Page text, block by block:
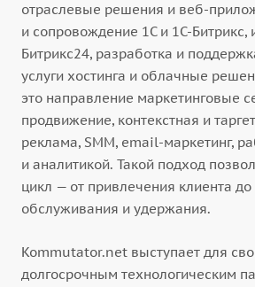
отраслевые решения и веб-
и сопровождение 1С и 1С-Битрикс,
Битрикс24, разработка и
услуги хостинга и облачные
это направление маркетинговые
продвижение, контекстная и
реклама, SMM, email-маркетинг,
и аналитикой. Такой подход
цикл — от привлечения клиента до
обслуживания и удержания.
Kommutator.net выступает для
долгосрочным технологическим